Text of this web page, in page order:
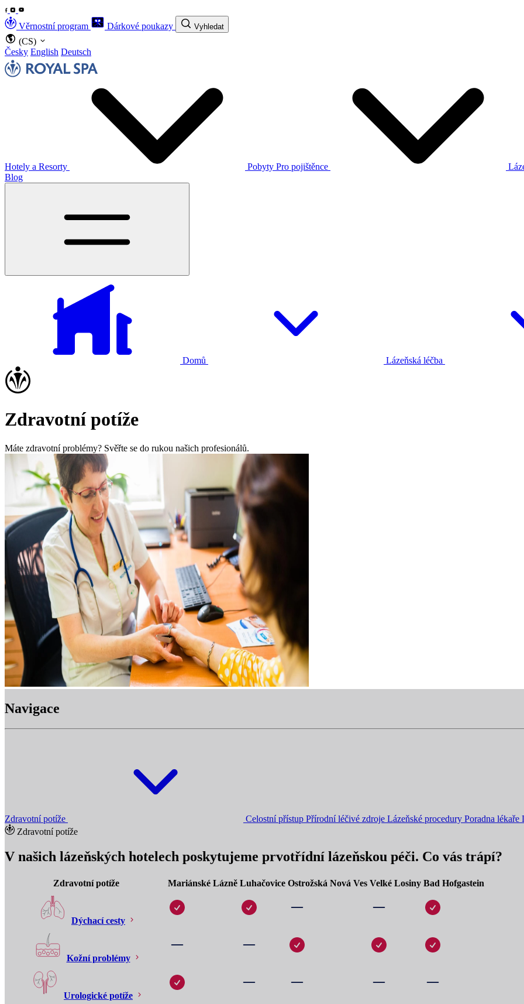
Věrnostní program Dárkové poukazy Vyhledat
(CS)
Česky English Deutsch
Hotely a Resorty Pobyty Pro pojištěnce
Blog
Domů Lázeňská léčba
Zdravotní potíže
Máte zdravotní problémy? Svěřte se do rukou našich profesionálů.
Navigace
Zdravotní potíže Celostní přístup Přírodní léčivé zdroje Lázeňské procedury Poradna lékaře
Zdravotní potíže
V našich lázeňských hotelech poskytujeme prvotřídní lázeňskou péči. Co vás trápí?
Zdravotní potíže Mariánské Lázně Luhačovice Ostrožská Nová Ves Velké Losiny Bad Hofgastein
Dýchací cesty
Kožní problémy
Urologické potíže